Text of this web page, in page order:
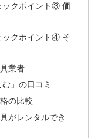
ックポイント③ 価
ックポイント④ そ
業者
」の口コミ
の比較
がレンタルでき